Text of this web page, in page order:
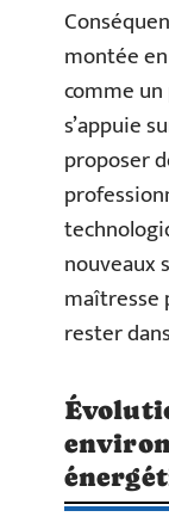
montée
comme
s’appuie
proposer
nouveaux
maîtresse
rester